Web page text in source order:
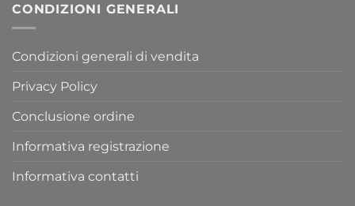
CONDIZIONI GENERALI
Condizioni generali di vendita
Privacy Policy
Conclusione ordine
Informativa registrazione
Informativa contatti